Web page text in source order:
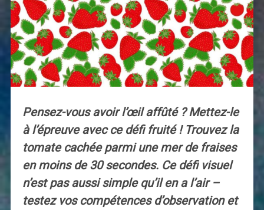
Pensez-vous avoir l’œil affûté ? Mettez-le
à l’épreuve avec ce défi fruité ! Trouvez la
tomate cachée parmi une mer de fraises
en moins de 30 secondes. Ce défi visuel
n’est pas aussi simple qu’il en a l’air –
testez vos compétences d’observation et